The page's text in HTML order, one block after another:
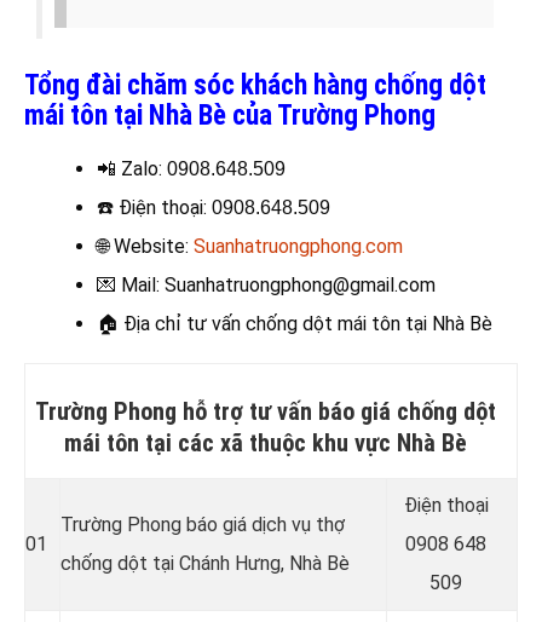
Tổng đài chăm sóc khách hàng chống dột
mái tôn tại Nhà Bè của Trường Phong
📲 Zalo: 0908.648.509
☎️ Điện thoại: 0908.648.509
🌐 Website: Suanhatruongphong.com
💌 Mail: Suanhatruongphong@gmail.com
🏠 Địa chỉ tư vấn chống dột mái tôn tại Nhà Bè
Trường Phong hỗ trợ tư vấn báo giá chống dột
mái tôn tại các xã thuộc khu vực Nhà Bè
01
Trường Phong báo giá dịch vụ thợ
chống dột tại Chánh Hưng, Nhà Bè
Điện thoại
0908 648
509